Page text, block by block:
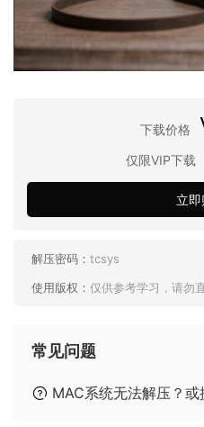
下载价格
仅限VIP下载
立
解压密码： tcsys
使用版权： 仅供参考学习，请勿
常见问题
MAC系统无法解压？